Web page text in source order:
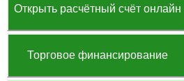
Открыть расчётный счёт онлайн
Торговое финансирование